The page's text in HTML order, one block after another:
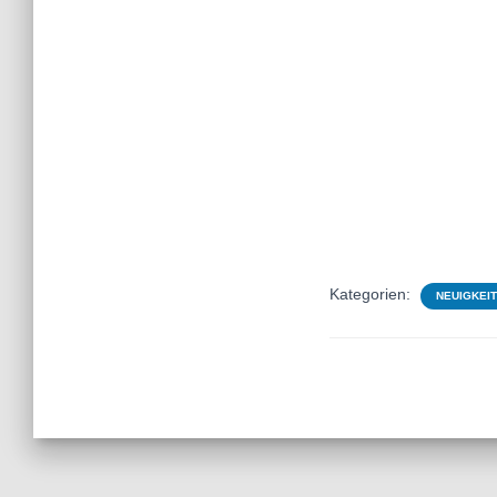
Kategorien: